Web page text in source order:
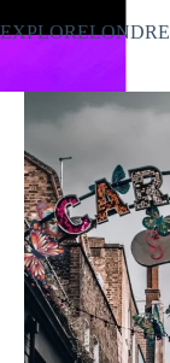
EXPLORELONDRE